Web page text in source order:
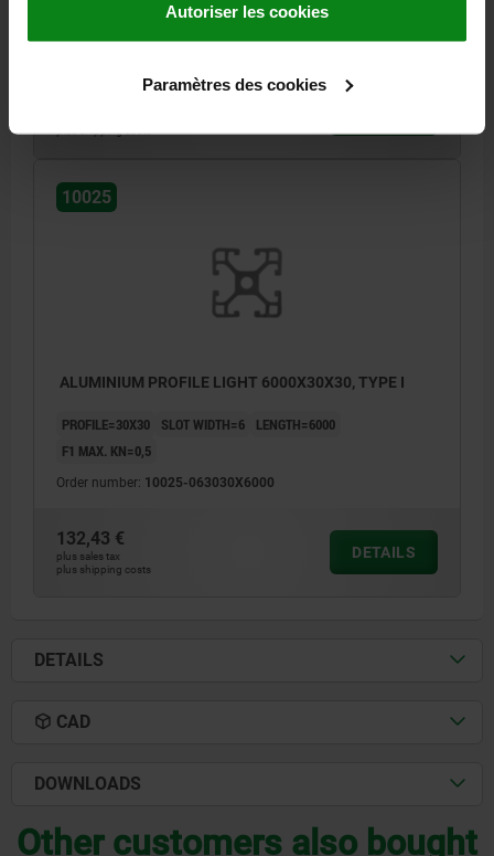
Autoriser les cookies
Paramètres des cookies
Order number:10025-063030X5000
10025
ALUMINIUM PROFILE LIGHT 6000X30X30, TYPE I
PROFILE=30X30 SLOT WIDTH=6
LENGTH=6000
F1 MAX. KN=0,5
Order number: 10025-063030X6000
132,43 €
plus sales tax
plus shipping costs
DETAILS
DETAILS
CAD
DOWNLOADS
Other customers also bought